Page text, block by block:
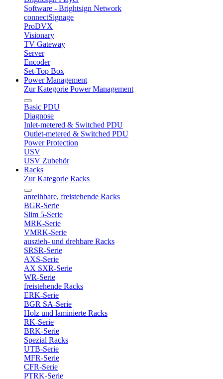
Software - Brightsign Network
connectSignage
ProDVX
Visionary
TV Gateway
Server
Encoder
Set-Top Box
Power Management
Zur Kategorie Power Management
Basic PDU
Diagnose
Inlet-metered & Switched PDU
Outlet-metered & Switched PDU
Power Protection
USV
USV Zubehör
Racks
Zur Kategorie Racks
anreihbare, freistehende Racks
BGR-Serie
Slim 5-Serie
MRK-Serie
VMRK-Serie
auszieh- und drehbare Racks
SRSR-Serie
AXS-Serie
AX SXR-Serie
WR-Serie
freistehende Racks
ERK-Serie
BGR SA-Serie
Holz und laminierte Racks
RK-Serie
BRK-Serie
Spezial Racks
UTB-Serie
MFR-Serie
CFR-Serie
PTRK-Serie